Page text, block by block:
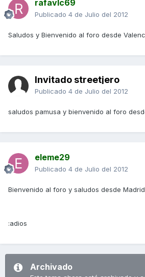
rafavlc69
Publicado 4 de Julio del 2012
Saludos y Bienvenido al foro desde
Invitado streetjero
Publicado 4 de Julio del 2012
saludos pamusa y bienvenido al foro
eleme29
Publicado 4 de Julio del 2012
Bienvenido al foro y saludos desde Madrid
:adios
Archivado